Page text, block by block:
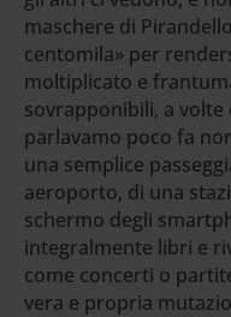
maschere di
centomila» per
moltiplicato e
sovrapponibili, a
parlavamo poco fa
una semplice
aeroporto, di una
schermo degli
integralmente libri e
come concerti o
vera e propria